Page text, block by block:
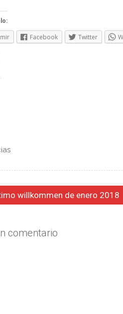
Facebook Twitter
willkommen de enero 2018
comentario